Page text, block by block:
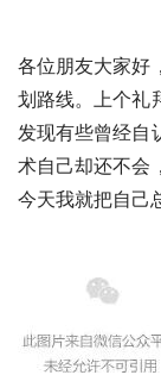
各位朋友大家好
划路线。上个礼
发现有些曾经自
术自己却还不会
今天我就把自己